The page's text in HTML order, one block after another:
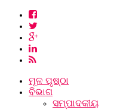
ମୂଳ ପୃଷ୍ଠା
ବିଭାଗ
ସମ୍ପାଦକୀୟ